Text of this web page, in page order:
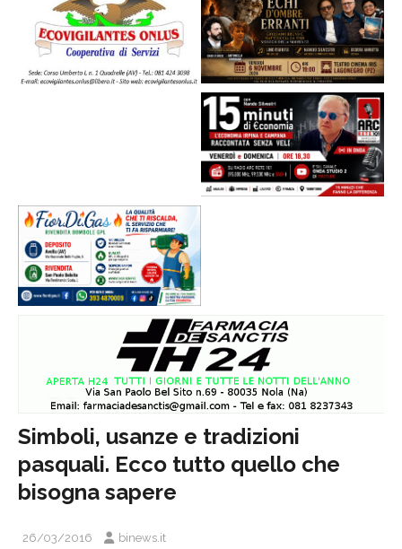
Simboli, usanze e tradizioni
pasquali. Ecco tutto quello che
bisogna sapere
26/03/2016 binews.it